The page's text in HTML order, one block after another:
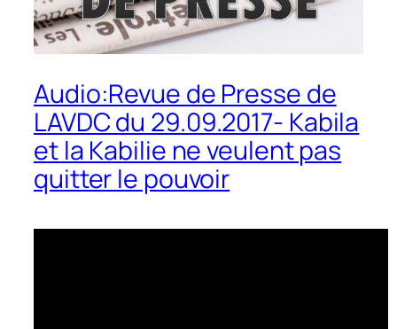
Audio:Revue de Presse de
LAVDC du 29.09.2017- Kabila
et la Kabilie ne veulent pas
quitter le pouvoir